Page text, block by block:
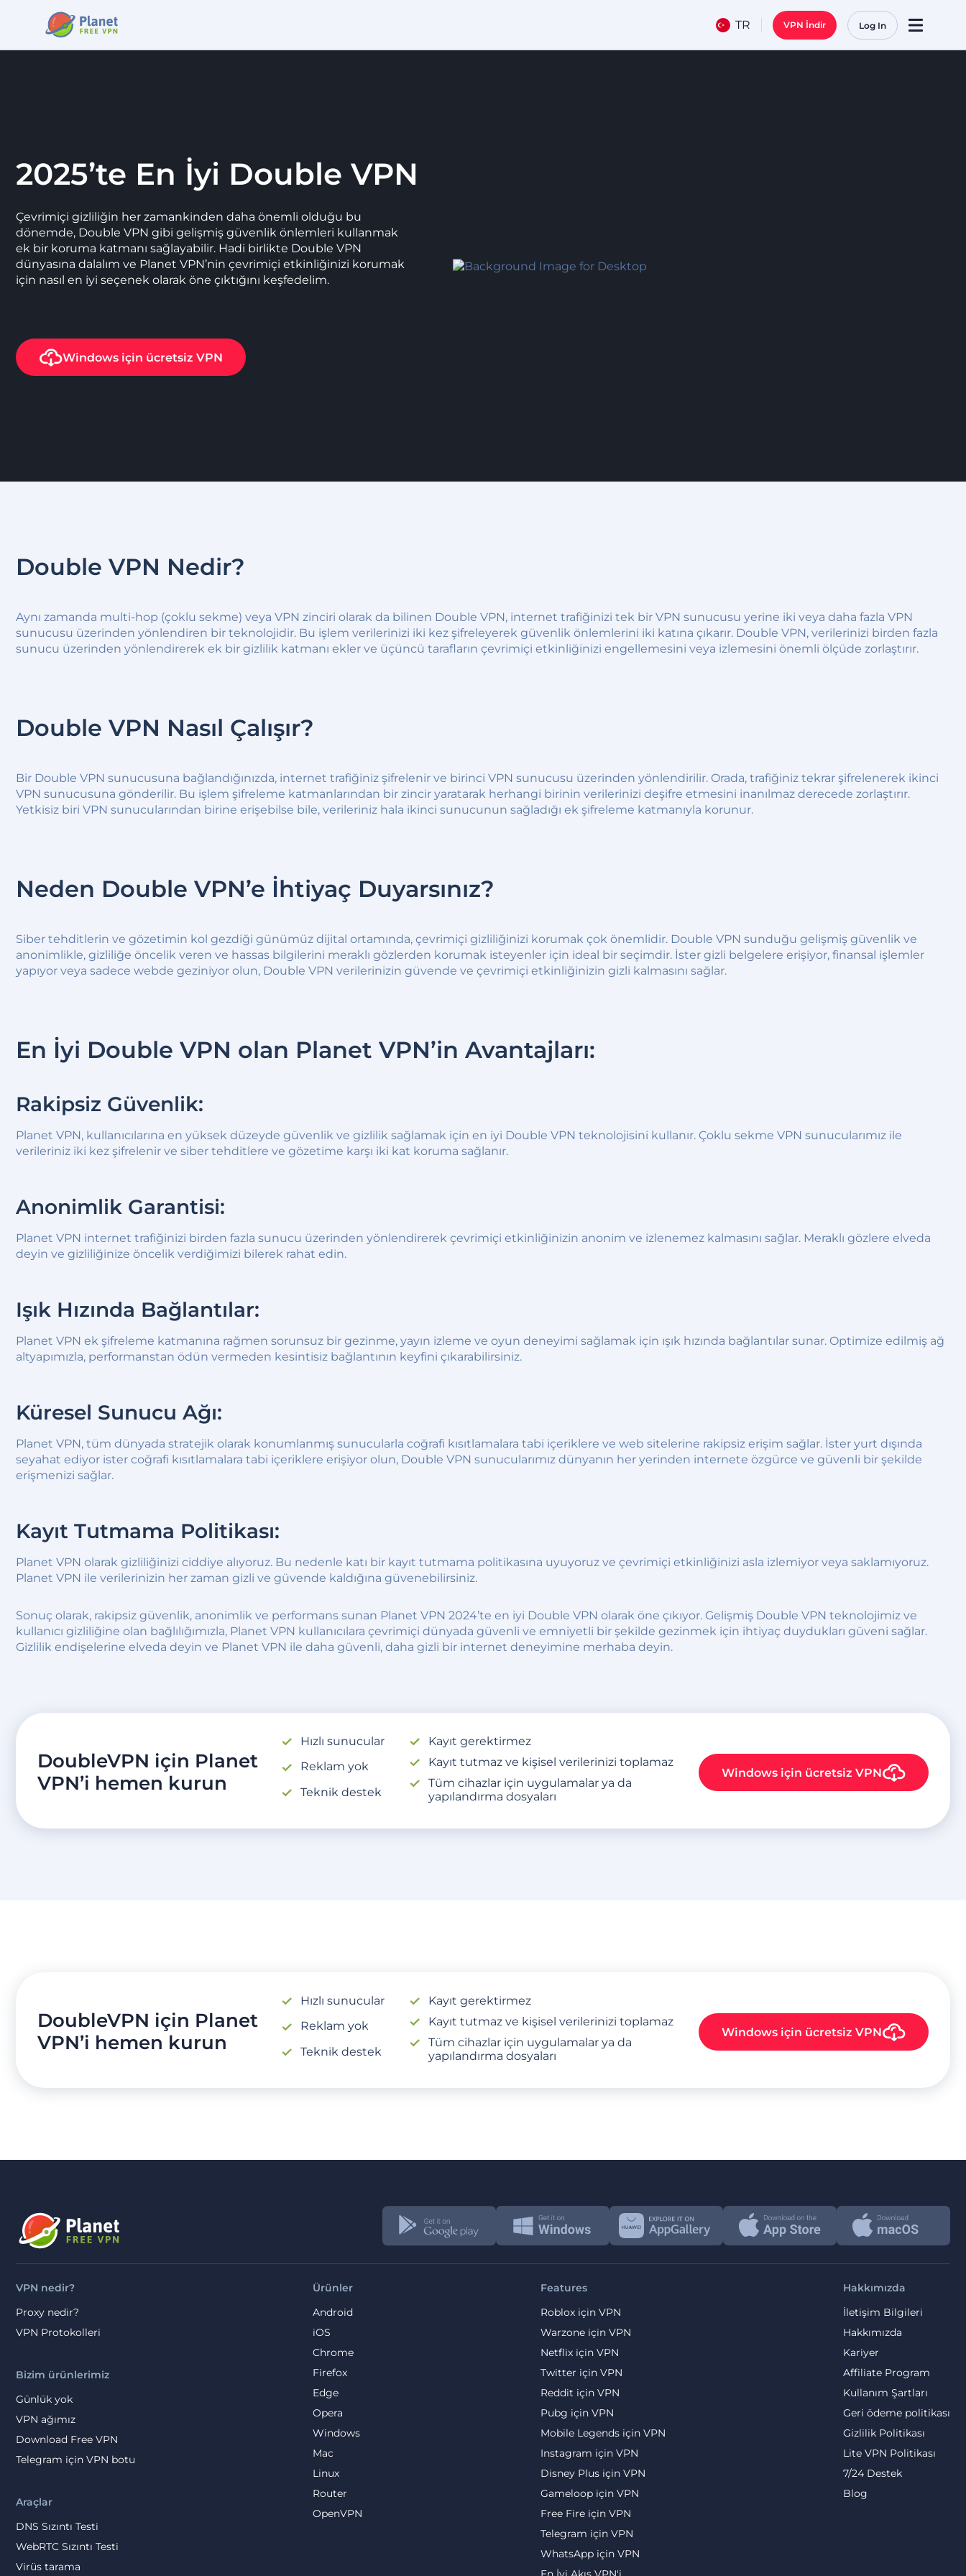
TR VPN İndir Log In
2025’te En İyi Double VPN
Çevrimiçi gizliliğin her zamankinden daha önemli olduğu bu
dönemde, Double VPN gibi gelişmiş güvenlik önlemleri kullanmak
ek bir koruma katmanı sağlayabilir. Hadi birlikte Double VPN
dünyasına dalalım ve Planet VPN’nin çevrimiçi etkinliğinizi korumak
için nasıl en iyi seçenek olarak öne çıktığını keşfedelim.
Windows için ücretsiz VPN
Double VPN Nedir?
Aynı zamanda multi-hop (çoklu sekme) veya VPN zinciri olarak da bilinen Double VPN, internet trafiğinizi tek bir VPN sunucusu yerine iki veya daha fazla VPN
sunucusu üzerinden yönlendiren bir teknolojidir. Bu işlem verilerinizi iki kez şifreleyerek güvenlik önlemlerini iki katına çıkarır. Double VPN, verilerinizi birden fazla
sunucu üzerinden yönlendirerek ek bir gizlilik katmanı ekler ve üçüncü tarafların çevrimiçi etkinliğinizi engellemesini veya izlemesini önemli ölçüde zorlaştırır.
Double VPN Nasıl Çalışır?
Bir Double VPN sunucusuna bağlandığınızda, internet trafiğiniz şifrelenir ve birinci VPN sunucusu üzerinden yönlendirilir. Orada, trafiğiniz tekrar şifrelenerek ikinci
VPN sunucusuna gönderilir. Bu işlem şifreleme katmanlarından bir zincir yaratarak herhangi birinin verilerinizi deşifre etmesini inanılmaz derecede zorlaştırır.
Yetkisiz biri VPN sunucularından birine erişebilse bile, verileriniz hala ikinci sunucunun sağladığı ek şifreleme katmanıyla korunur.
Neden Double VPN’e İhtiyaç Duyarsınız?
Siber tehditlerin ve gözetimin kol gezdiği günümüz dijital ortamında, çevrimiçi gizliliğinizi korumak çok önemlidir. Double VPN sunduğu gelişmiş güvenlik ve
anonimlikle, gizliliğe öncelik veren ve hassas bilgilerini meraklı gözlerden korumak isteyenler için ideal bir seçimdir. İster gizli belgelere erişiyor, finansal işlemler
yapıyor veya sadece webde geziniyor olun, Double VPN verilerinizin güvende ve çevrimiçi etkinliğinizin gizli kalmasını sağlar.
En İyi Double VPN olan Planet VPN’in Avantajları:
Rakipsiz Güvenlik:
Planet VPN, kullanıcılarına en yüksek düzeyde güvenlik ve gizlilik sağlamak için en iyi Double VPN teknolojisini kullanır. Çoklu sekme VPN sunucularımız ile
verileriniz iki kez şifrelenir ve siber tehditlere ve gözetime karşı iki kat koruma sağlanır.
Anonimlik Garantisi:
Planet VPN internet trafiğinizi birden fazla sunucu üzerinden yönlendirerek çevrimiçi etkinliğinizin anonim ve izlenemez kalmasını sağlar. Meraklı gözlere elveda
deyin ve gizliliğinize öncelik verdiğimizi bilerek rahat edin.
Işık Hızında Bağlantılar:
Planet VPN ek şifreleme katmanına rağmen sorunsuz bir gezinme, yayın izleme ve oyun deneyimi sağlamak için ışık hızında bağlantılar sunar. Optimize edilmiş ağ
altyapımızla, performanstan ödün vermeden kesintisiz bağlantının keyfini çıkarabilirsiniz.
Küresel Sunucu Ağı:
Planet VPN, tüm dünyada stratejik olarak konumlanmış sunucularla coğrafi kısıtlamalara tabi içeriklere ve web sitelerine rakipsiz erişim sağlar. İster yurt dışında
seyahat ediyor ister coğrafi kısıtlamalara tabi içeriklere erişiyor olun, Double VPN sunucularımız dünyanın her yerinden internete özgürce ve güvenli bir şekilde
erişmenizi sağlar.
Kayıt Tutmama Politikası:
Planet VPN olarak gizliliğinizi ciddiye alıyoruz. Bu nedenle katı bir kayıt tutmama politikasına uyuyoruz ve çevrimiçi etkinliğinizi asla izlemiyor veya saklamıyoruz.
Planet VPN ile verilerinizin her zaman gizli ve güvende kaldığına güvenebilirsiniz.
Sonuç olarak, rakipsiz güvenlik, anonimlik ve performans sunan Planet VPN 2024’te en iyi Double VPN olarak öne çıkıyor. Gelişmiş Double VPN teknolojimiz ve
kullanıcı gizliliğine olan bağlılığımızla, Planet VPN kullanıcılara çevrimiçi dünyada güvenli ve emniyetli bir şekilde gezinmek için ihtiyaç duydukları güveni sağlar.
Gizlilik endişelerine elveda deyin ve Planet VPN ile daha güvenli, daha gizli bir internet deneyimine merhaba deyin.
DoubleVPN için Planet
VPN’i hemen kurun
Hızlı sunucular
Reklam yok
Teknik destek
Kayıt gerektirmez
Kayıt tutmaz ve kişisel verilerinizi toplamaz
Tüm cihazlar için uygulamalar ya da
yapılandırma dosyaları
Windows için ücretsiz VPN
DoubleVPN için Planet
VPN’i hemen kurun
Hızlı sunucular
Reklam yok
Teknik destek
Kayıt gerektirmez
Kayıt tutmaz ve kişisel verilerinizi toplamaz
Tüm cihazlar için uygulamalar ya da
yapılandırma dosyaları
Windows için ücretsiz VPN
VPN nedir?
Proxy nedir?
VPN Protokolleri
Bizim ürünlerimiz
Günlük yok
VPN ağımız
Download Free VPN
Telegram için VPN botu
Ürünler
Android
iOS
Chrome
Firefox
Edge
Opera
Windows
Mac
Linux
Router
OpenVPN
Hakkımızda
İletişim Bilgileri
Hakkımızda
Kariyer
Affiliate Program
Kullanım Şartları
Geri ödeme politikası
Gizlilik Politikası
Lite VPN Politikası
7/24 Destek
Blog
Araçlar
DNS Sızıntı Testi
WebRTC Sızıntı Testi
Virüs tarama
Features
Roblox için VPN
Warzone için VPN
Netflix için VPN
Twitter için VPN
Reddit için VPN
Pubg için VPN
Mobile Legends için VPN
Instagram için VPN
Disney Plus için VPN
Gameloop için VPN
Free Fire için VPN
Telegram için VPN
WhatsApp için VPN